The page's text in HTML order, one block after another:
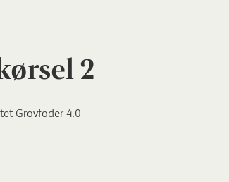
2
Grovfoder 4.0